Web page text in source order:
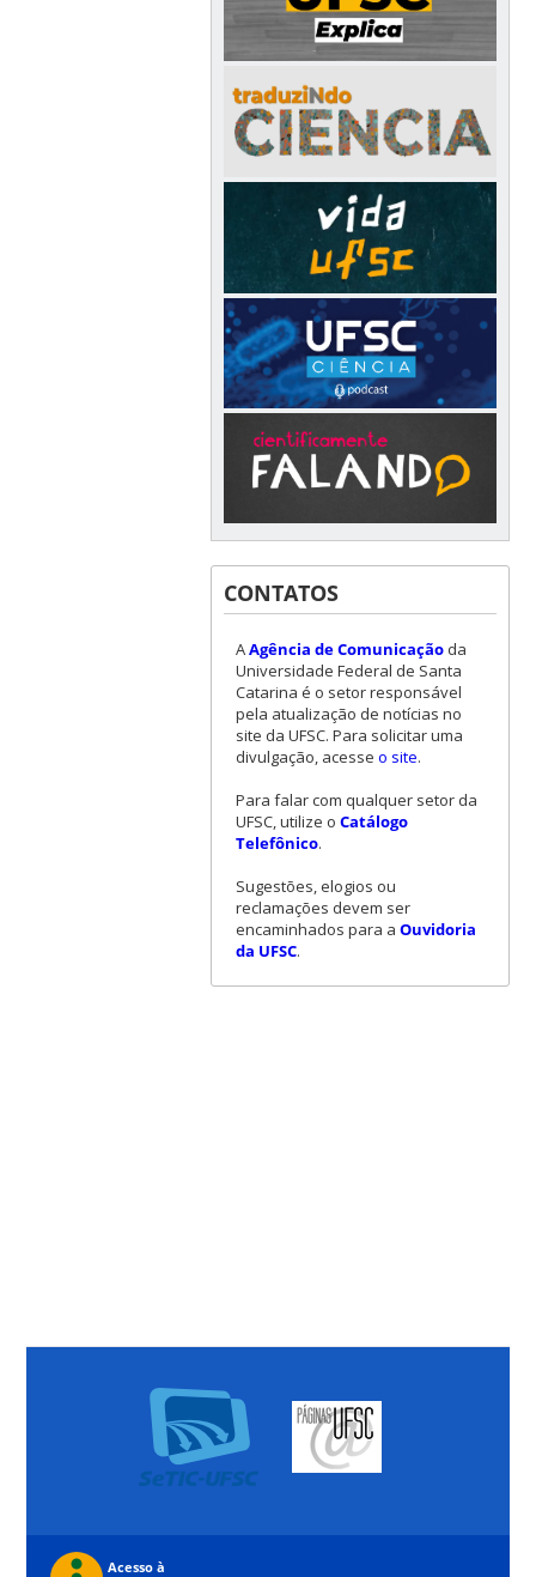
CONTATOS
AAgência de Comunicaçãoda
Universidade Federal de Santa
Catarina é o setor responsável
pela atualização de notícias no
site da UFSC. Para solicitar uma
divulgação, acesse o site.
Para falar com qualquer setor da
UFSC, utilize o Catálogo
Telefônico.
Sugestões, elogios ou
reclamações devem ser
encaminhados para a Ouvidoria
da UFSC.